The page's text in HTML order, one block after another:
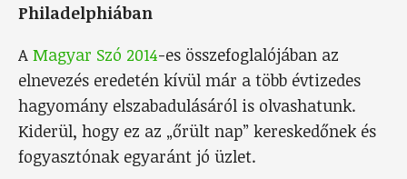
Philadelphiában
A Magyar Szó 2014-es összefoglalójában az
elnevezés eredetén kívül már a több évtizedes
hagyomány elszabadulásáról is olvashatunk.
Kiderül, hogy ez az „őrült nap” kereskedőnek és
fogyasztónak egyaránt jó üzlet.